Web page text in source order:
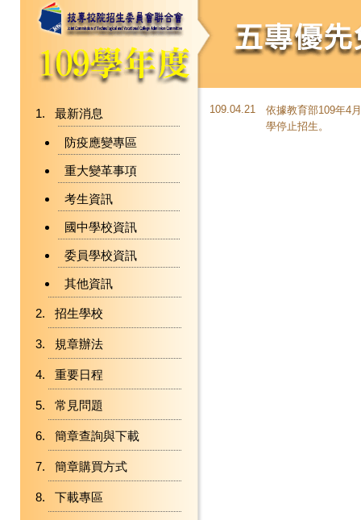
最新消息
防疫應變專區
重大變革事項
考生資訊
國中學校資訊
委員學校資訊
其他資訊
招生學校
規章辦法
重要日程
常見問題
簡章查詢與下載
簡章購買方式
下載專區
109.04.21
依據教育部109年4
學停止招生。